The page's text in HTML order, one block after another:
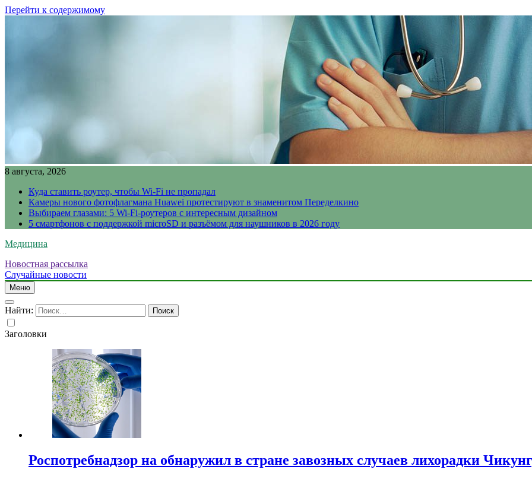
Перейти к содержимому
8 августа, 2026
Куда ставить роутер, чтобы Wi-Fi не пропадал
Камеры нового фотофлагмана Huawei протестируют в знаменитом Переделкино
Выбираем глазами: 5 Wi-Fi-роутеров с интересным дизайном
5 смартфонов с поддержкой microSD и разъёмом для наушников в 2026 году
Медицина
Новостная рассылка
Случайные новости
Меню
Найти:
Заголовки
Роспотребнадзор на обнаружил в стране завозных случаев лихорадки